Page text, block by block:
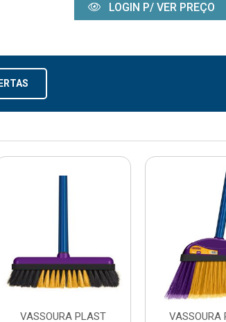
LOGIN P/ VER PREÇO
VASSOURA PLAST
VASSOURA